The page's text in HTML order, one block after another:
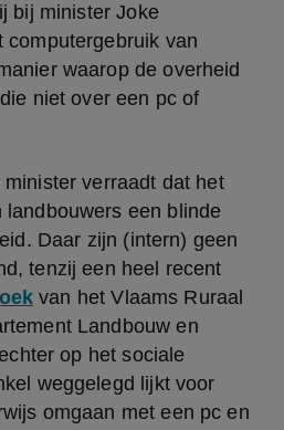
bij minister Joke
computergebruik van
waarop de overheid
niet over een pc of
verraadt dat het
een blinde
Daar zijn (intern) geen
tenzij een heel recent
van het Vlaams Ruraal
Landbouw en
op het sociale
weggelegd lijkt voor
omgaan met een pc en